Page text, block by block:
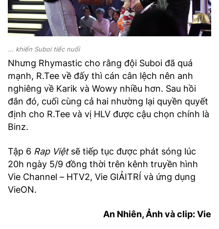
... khiến Suboi tiếc nuối
Nhưng Rhymastic cho rằng đội Suboi đã quá
mạnh, R.Tee về đấy thì cán cân lệch nên anh
nghiêng về Karik và Wowy nhiều hơn. Sau hồi
đắn đó, cuối cùng cả hai nhường lại quyền quyết
định cho R.Tee và vị HLV được cậu chọn chính là
Binz.
Tập 6 Rap Việtsẽ tiếp tục được phát sóng lúc
20h ngày 5/9 đồng thời trên kênh truyền hình
Vie Channel – HTV2, Vie GIẢITRÍ và ứng dụng
VieON.
An Nhiên, Ảnh và clip: Vie